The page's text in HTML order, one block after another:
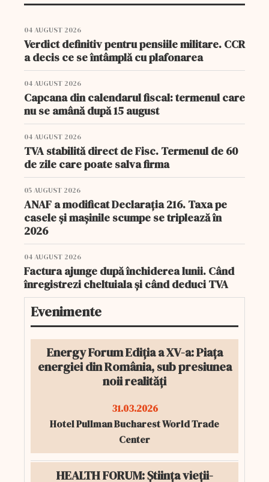
04 AUGUST 2026
Verdict definitiv pentru pensiile militare. CCR
a decis ce se întâmplă cu plafonarea
04 AUGUST 2026
Capcana din calendarul fiscal: termenul care
nu se amână după 15 august
04 AUGUST 2026
TVA stabilită direct de Fisc. Termenul de 60
de zile care poate salva firma
05 AUGUST 2026
ANAF a modificat Declarația 216. Taxa pe
casele și mașinile scumpe se triplează în
2026
04 AUGUST 2026
Factura ajunge după închiderea lunii. Când
înregistrezi cheltuiala și când deduci TVA
Evenimente
Energy Forum Ediția a XV-a: Piața
energiei din România, sub presiunea
noii realități
31.03.2026
Hotel Pullman Bucharest World Trade
Center
HEALTH FORUM: Știința vieții-